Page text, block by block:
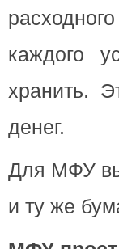
каждого
хранить.
денег.
Для МФУ вы
и ту же